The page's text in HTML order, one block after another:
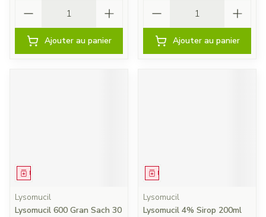
Ajouter au panier Ajouter au panier
Médicament
Lysomucil
Lysomucil 600 Gran Sach 30
Médicament
Lysomucil
Lysomucil 4% Sirop 200ml